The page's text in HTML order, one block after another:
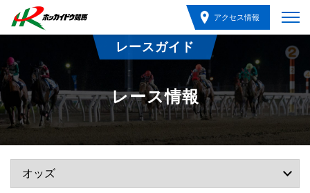
アクセス情報
レースガイド
レース情報